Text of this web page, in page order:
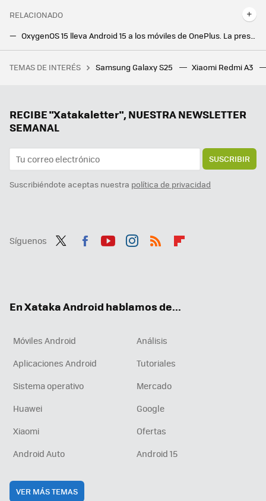
RELACIONADO
OxygenOS 15 lleva Android 15 a los móviles de OnePlus. La presentación es inminente y actualizará sus móviles con mucha IA
He probado muchas herramientas para eliminar mi ruido de fondo en las videollamadas y éstas son las que más me han gustado
TEMAS DE INTERÉS Samsung Galaxy S25 Xiaomi Redmi A3
RECIBE "Xatakaletter", NUESTRA NEWSLETTER
SEMANAL
SUSCRIBIR
Suscribiéndote aceptas nuestra política de privacidad
Síguenos
En Xataka Android hablamos de...
Móviles Android
Análisis
Aplicaciones Android
Tutoriales
Sistema operativo
Mercado
Huawei
Google
Xiaomi
Ofertas
Android Auto
Android 15
VER MÁS TEMAS